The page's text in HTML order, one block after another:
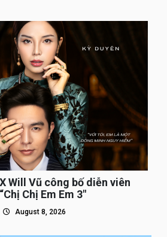
Will Vũ công bố diễn viên
Chị Em Em 3″
August 8, 2026